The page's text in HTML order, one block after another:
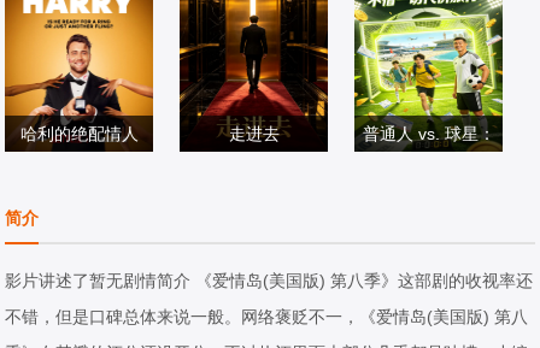
2026/美国
2026/美国
2026/美国
哈利的绝配情人
欧美综艺
2026/美国
走进去
2026/美国
普通人 vs. 球星：
2019/美国
简介
影片讲述了暂无剧情简介 《爱情岛(美国版) 第八季》这部剧的收视率还
不错，但是口碑总体来说一般。网络褒贬不一，《爱情岛(美国版) 第八